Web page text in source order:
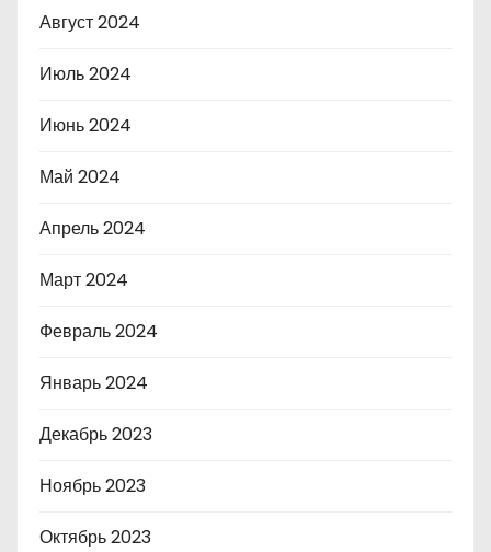
Август 2024
Июль 2024
Июнь 2024
Май 2024
Апрель 2024
Март 2024
Февраль 2024
Январь 2024
Декабрь 2023
Ноябрь 2023
Октябрь 2023